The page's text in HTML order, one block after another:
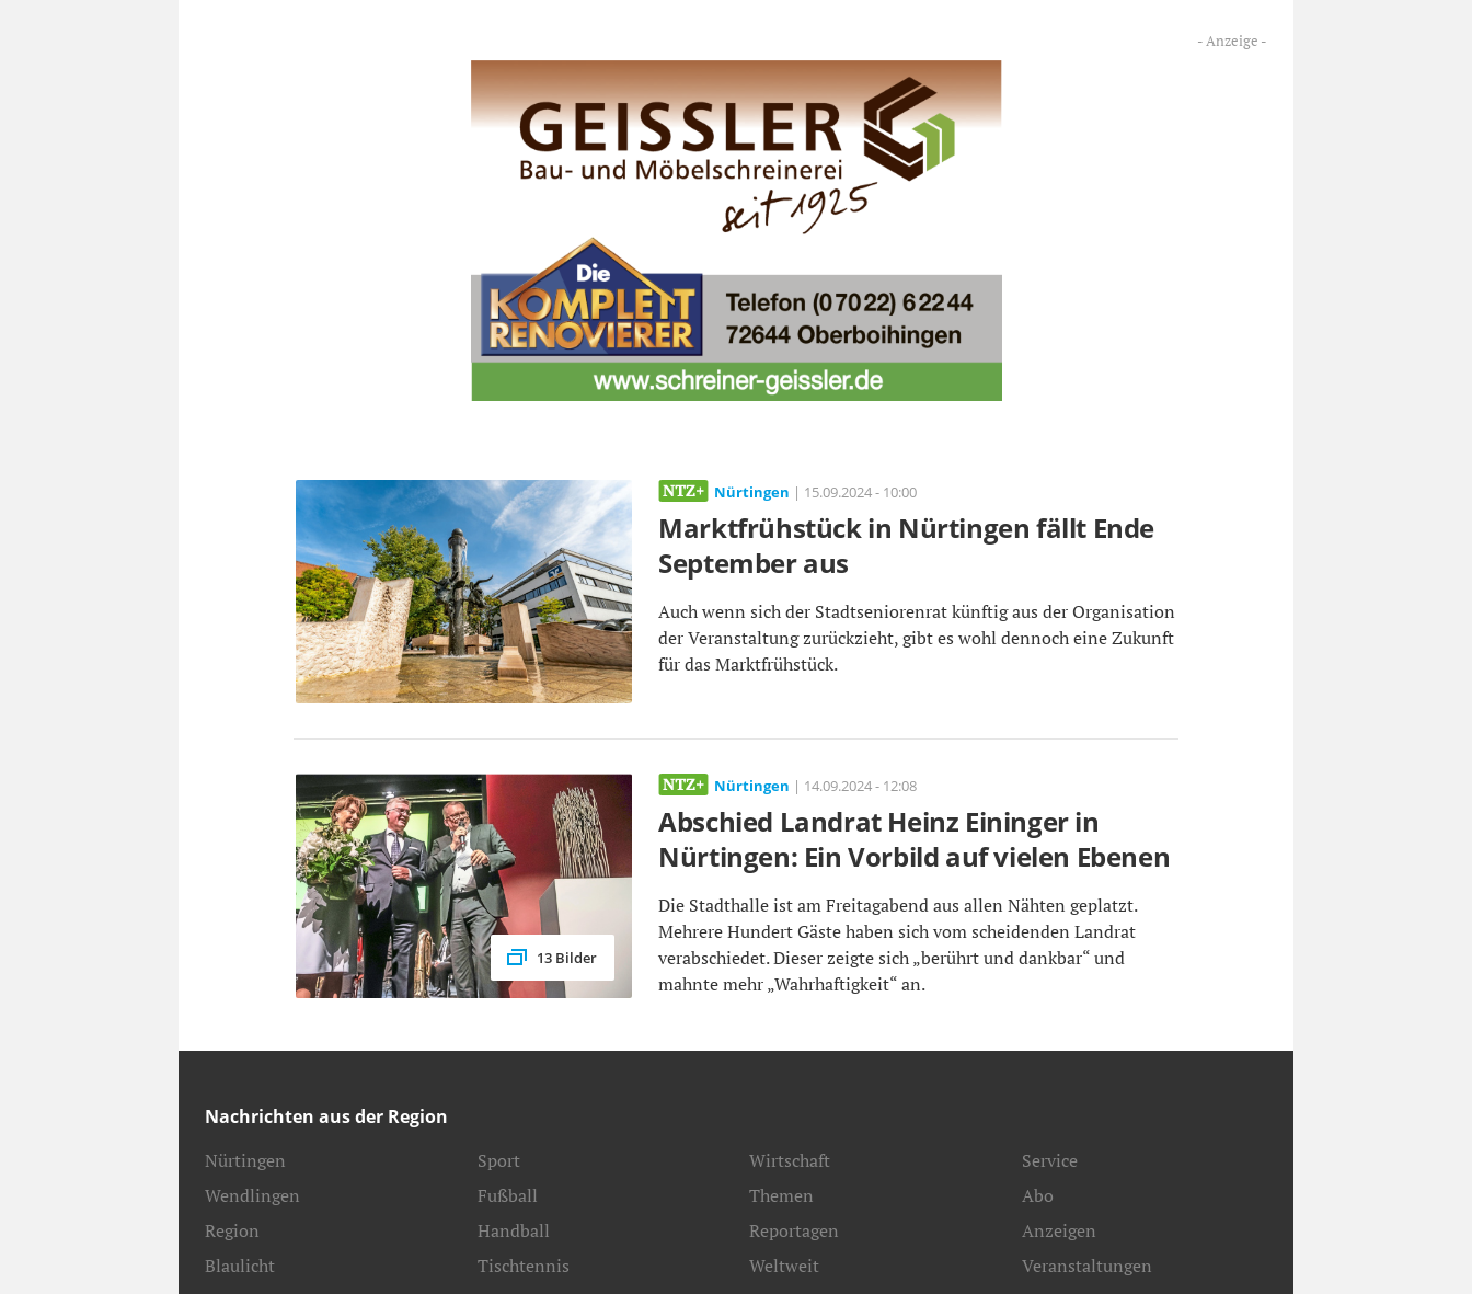
Nürtingen | 15.09.2024 - 10:00
Marktfrühstück in Nürtingen fällt Ende
September aus
Auch wenn sich der Stadtseniorenrat künftig aus der Organisation
der Veranstaltung zurückzieht, gibt es wohl dennoch eine Zukunft
für das Marktfrühstück.
13 Bilder
Nürtingen | 14.09.2024 - 12:08
Abschied Landrat Heinz Eininger in
Nürtingen: Ein Vorbild auf vielen Ebenen
Die Stadthalle ist am Freitagabend aus allen Nähten geplatzt.
Mehrere Hundert Gäste haben sich vom scheidenden Landrat
verabschiedet. Dieser zeigte sich „berührt und dankbar“ und
mahnte mehr „Wahrhaftigkeit“ an.
Nachrichten aus der Region
Nürtingen
Wendlingen
Region
Blaulicht
Sport
Fußball
Handball
Tischtennis
Wirtschaft
Themen
Reportagen
Weltweit
Service
Abo
Anzeigen
Veranstaltungen